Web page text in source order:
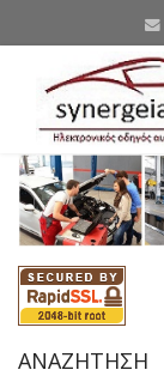
ΑΝΑΖΗΤΗΣΗ